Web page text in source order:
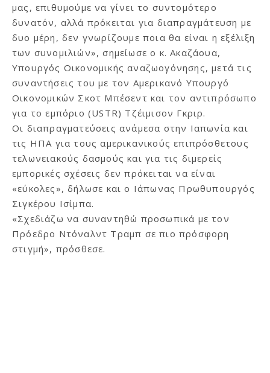
μας, επιθυμούμε να γίνει το συντομότερο
δυνατόν, αλλά πρόκειται για διαπραγμάτευση με
δυο μέρη, δεν γνωρίζουμε ποια θα είναι η εξέλιξη
των συνομιλιών», σημείωσε ο κ. Ακαζάουα,
Υπουργός Οικονομικής αναζωογόνησης, μετά τις
συναντήσεις του με τον Αμερικανό Υπουργό
Οικονομικών Σκοτ Μπέσεντ και τον αντιπρόσωπο
για το εμπόριο (USTR) Τζέιμισον Γκριρ.
Οι διαπραγματεύσεις ανάμεσα στην Ιαπωνία και
τις ΗΠΑ για τους αμερικανικούς επιπρόσθετους
τελωνειακούς δασμούς και για τις διμερείς
εμπορικές σχέσεις δεν πρόκειται να είναι
«εύκολες», δήλωσε και ο Ιάπωνας Πρωθυπουργός
Σιγκέρου Ισίμπα.
«Σχεδιάζω να συναντηθώ προσωπικά με τον
Πρόεδρο Ντόναλντ Τραμπ σε πιο πρόσφορη
στιγμή», πρόσθεσε.